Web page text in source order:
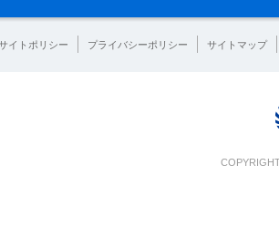
イトポリシー プライバシーポリシー サイトマップ